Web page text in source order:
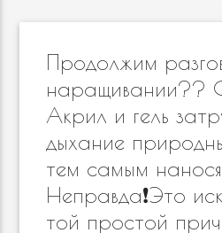
Продолжим
наращивании??
Акрил и гель
дыхание
тем самым
Неправда❗️Это
той простой